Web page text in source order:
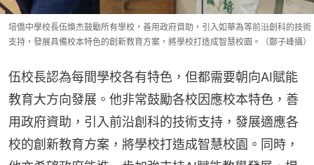
培僑中學校長伍煥杰鼓勵所有學校，善用政府資助，引入如華為等前沿創科的技術
支持，發展具備校本特色的創新教育方案，將學校打造成智慧校園。（鄭子峰攝）
伍校長認為每間學校各有特色，但都需要朝向AI賦能
教育大方向發展。他非常鼓勵各校因應校本特色，善
用政府資助，引入前沿創科的技術支持，發展適應各
校的創新教育方案，將學校打造成智慧校園。同時，